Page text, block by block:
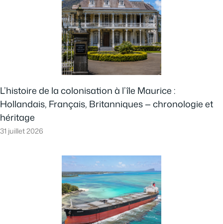
L’histoire de la colonisation à l’île Maurice :
Hollandais, Français, Britanniques — chronologie et
héritage
31 juillet 2026